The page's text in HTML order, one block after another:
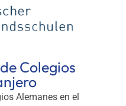
Colegios
Alemanes en el